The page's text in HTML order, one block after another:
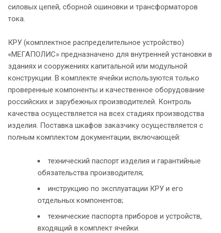
силовых цепей, сборной ошиновки и трансформаторов
тока.
КРУ (комплектное распределительное устройство)
«МЕГАПОЛИС» предназначено для внутренней установки в
зданиях и сооружениях капитальной или модульной
конструкции. В комплекте ячейки используются только
проверенные компоненты и качественное оборудование
российских и зарубежных производителей. Контроль
качества осуществляется на всех стадиях производства
изделия. Поставка шкафов заказчику осуществляется с
полным комплектом документации, включающей:
технический паспорт изделия и гарантийные
обязательства производителя;
инструкцию по эксплуатации КРУ и его
отдельных компонентов;
технические паспорта приборов и устройств,
входящий в комплект ячейки.